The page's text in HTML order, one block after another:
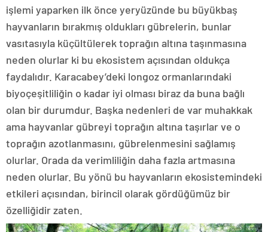
işlemi yaparken ilk önce yeryüzünde bu büyükbaş
hayvanların bırakmış oldukları gübrelerin, bunlar
vasıtasıyla küçültülerek toprağın altına taşınmasına
neden olurlar ki bu ekosistem açısından oldukça
faydalıdır. Karacabey’deki longoz ormanlarındaki
biyoçeşitliliğin o kadar iyi olması biraz da buna bağlı
olan bir durumdur. Başka nedenleri de var muhakkak
ama hayvanlar gübreyi toprağın altına taşırlar ve o
toprağın azotlanmasını, gübrelenmesini sağlamış
olurlar. Orada da verimliliğin daha fazla artmasına
neden olurlar. Bu yönü bu hayvanların ekosistemindeki
etkileri açısından, birincil olarak gördüğümüz bir
özelliğidir zaten.